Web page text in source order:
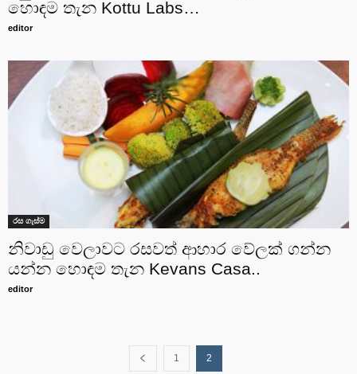
හොඳම තැන Kottu Labs…
editor
රස ගැස්ම
නිවාඩු වෙලාවට රසවත් ආහාර වේලක් ගන්න
යන්න හොඳම තැන Kevans Casa..
editor
1 2